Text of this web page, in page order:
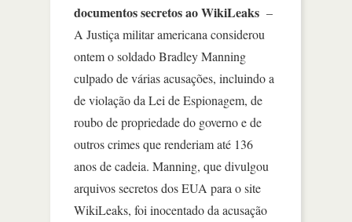
documentos secretos ao WikiLeaks –
A Justiça militar americana considerou
ontem o soldado Bradley Manning
culpado de várias acusações, incluindo a
de violação da Lei de Espionagem, de
roubo de propriedade do governo e de
outros crimes que renderiam até 136
anos de cadeia. Manning, que divulgou
arquivos secretos dos EUA para o site
WikiLeaks, foi inocentado da acusação